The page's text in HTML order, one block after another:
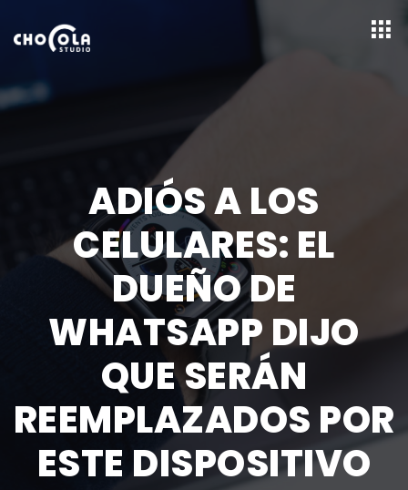
ADIÓS A LOS
CELULARES: EL
DUEÑO DE
WHATSAPP DIJO
QUE SERÁN
REEMPLAZADOS POR
ESTE DISPOSITIVO